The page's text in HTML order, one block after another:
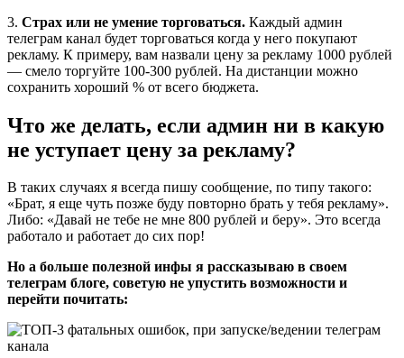
3. Страх или не умение торговаться. Каждый админ
телеграм канал будет торговаться когда у него покупают
рекламу. К примеру, вам назвали цену за рекламу 1000 рублей
— смело торгуйте 100-300 рублей. На дистанции можно
сохранить хороший % от всего бюджета.
Что же делать, если админ ни в какую
не уступает цену за рекламу?
В таких случаях я всегда пишу сообщение, по типу такого:
«Брат, я еще чуть позже буду повторно брать у тебя рекламу».
Либо: «Давай не тебе не мне 800 рублей и беру». Это всегда
работало и работает до сих пор!
Но а больше полезной инфы я рассказываю в своем
телеграм блоге, советую не упустить возможности и
перейти почитать: